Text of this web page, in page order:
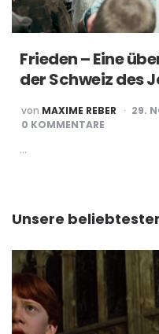
Frieden – Eine
der Schweiz des
POSTED
BY
von MAXIME REBER
29.
0 KOMMENTARE
…
Unsere